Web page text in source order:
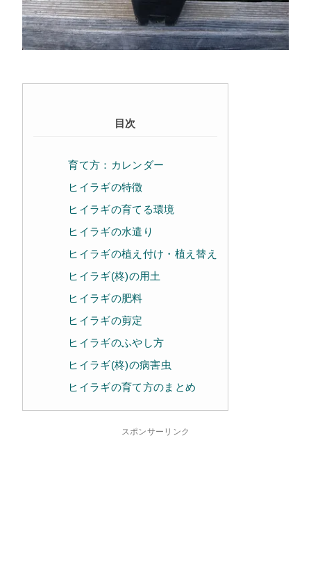
目次
育て方：カレンダー
ヒイラギの特徴
ヒイラギの育てる環境
ヒイラギの水遣り
ヒイラギの植え付け・植え替え
ヒイラギ(柊)の用土
ヒイラギの肥料
ヒイラギの剪定
ヒイラギのふやし方
ヒイラギ(柊)の病害虫
ヒイラギの育て方のまとめ
スポンサーリンク